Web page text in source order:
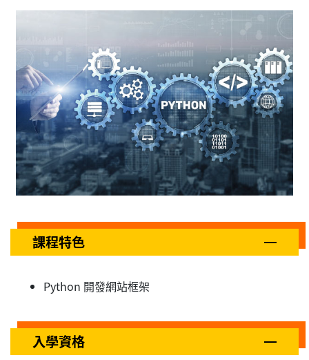
課程特色
Python 開發網站框架
入學資格